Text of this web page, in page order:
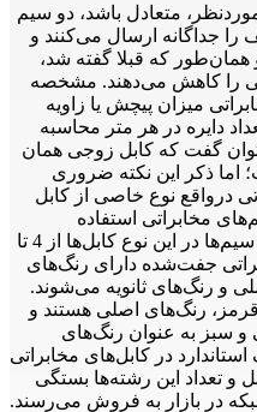
متعادل باشد، دو سیم
جداگانه ارسال می‌کنند و
همان‌طور که قبلا گفته شد،
را کاهش می‌دهند. مشخصه
میزان پیچش یا زاویه
دایره در هر متر محاسبه
گفت که کابل زوجی همان
ذکر این نکته ضروری
درواقع نوع خاصی از کابل
مخابراتی استفاده
می‌شود. به‌طورمعمول، تعداد جفت سیم‌ها در این نوع کابل‌ها از 4 تا
جفت‌شده دارای رنگ‌های
و رنگ‌های ثانویه می‌شوند.
رنگ‌های اصلی هستند و
و سبز به عنوان رنگ‌های
در کابل‌های مخابراتی
و تعداد این رشته‌ها بستگی
در بازار به فروش می‌رسند.